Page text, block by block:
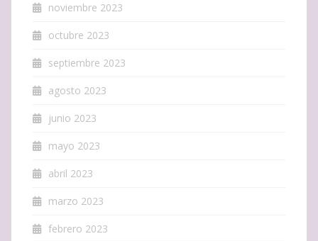
noviembre 2023
octubre 2023
septiembre 2023
agosto 2023
junio 2023
mayo 2023
abril 2023
marzo 2023
febrero 2023